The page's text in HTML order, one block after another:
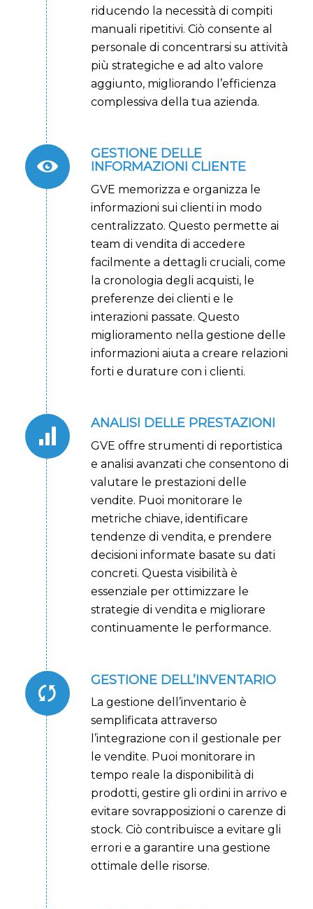
riducendo la necessità di compiti
manuali ripetitivi. Ciò consente al
personale di concentrarsi su attività
più strategiche e ad alto valore
aggiunto, migliorando l’efficienza
complessiva della tua azienda.
GESTIONE DELLE
INFORMAZIONI CLIENTE
GVE memorizza e organizza le
informazioni sui clienti in modo
centralizzato. Questo permette ai
team di vendita di accedere
facilmente a dettagli cruciali, come
la cronologia degli acquisti, le
preferenze dei clienti e le
interazioni passate. Questo
miglioramento nella gestione delle
informazioni aiuta a creare relazioni
forti e durature con i clienti.
ANALISI DELLE PRESTAZIONI
GVE offre strumenti di reportistica
e analisi avanzati che consentono di
valutare le prestazioni delle
vendite. Puoi monitorare le
metriche chiave, identificare
tendenze di vendita, e prendere
decisioni informate basate su dati
concreti. Questa visibilità è
essenziale per ottimizzare le
strategie di vendita e migliorare
continuamente le performance.
GESTIONE DELL’INVENTARIO
La gestione dell’inventario è
semplificata attraverso
l’integrazione con il gestionale per
le vendite. Puoi monitorare in
tempo reale la disponibilità di
prodotti, gestire gli ordini in arrivo e
evitare sovrapposizioni o carenze di
stock. Ciò contribuisce a evitare gli
errori e a garantire una gestione
ottimale delle risorse.